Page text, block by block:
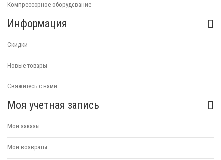
Компрессорное оборудование
Информация
Скидки
Новые товары
Свяжитесь с нами
Моя учетная запись
Мои заказы
Мои возвраты